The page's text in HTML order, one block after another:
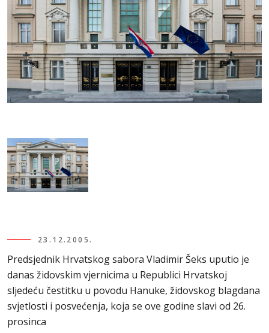
23.12.2005.
Predsjednik Hrvatskog sabora Vladimir Šeks uputio je
danas židovskim vjernicima u Republici Hrvatskoj
sljedeću čestitku u povodu Hanuke, židovskog blagdana
svjetlosti i posvećenja, koja se ove godine slavi od 26.
prosinca